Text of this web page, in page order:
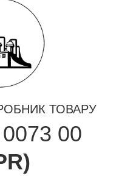
ТОВАРУ
00
)